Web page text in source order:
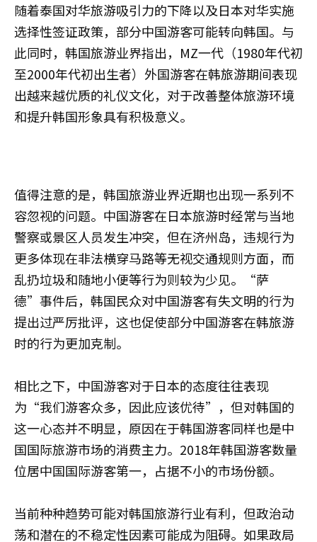
随着泰国对华旅游吸引力的下降以及日本对华实施
选择性签证政策，部分中国游客可能转向韩国。与
此同时，韩国旅游业界指出，MZ一代（1980年代初
至2000年代初出生者）外国游客在韩旅游期间表现
出越来越优质的礼仪文化，对于改善整体旅游环境
和提升韩国形象具有积极意义。
值得注意的是，韩国旅游业界近期也出现一系列不
容忽视的问题。中国游客在日本旅游时经常与当地
警察或景区人员发生冲突，但在济州岛，违规行为
更多体现在非法横穿马路等无视交通规则方面，而
乱扔垃圾和随地小便等行为则较为少见。“萨
德”事件后，韩国民众对中国游客有失文明的行为
提出过严厉批评，这也促使部分中国游客在韩旅游
时的行为更加克制。
相比之下，中国游客对于日本的态度往往表现
为“我们游客众多，因此应该优待”，但对韩国的
这一心态并不明显，原因在于韩国游客同样也是中
国国际旅游市场的消费主力。2018年韩国游客数量
位居中国国际游客第一，占据不小的市场份额。
当前种种趋势可能对韩国旅游行业有利，但政治动
荡和潜在的不稳定性因素可能成为阻碍。如果政局